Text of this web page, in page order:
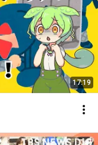
17:19